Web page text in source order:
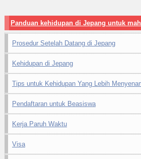
Panduan kehidupan di Jepang untuk
Prosedur Setelah Datang di Jepang
Kehidupan di Jepang
Tips untuk Kehidupan Yang Lebih
Pendaftaran untuk Beasiswa
Kerja Paruh Waktu
Visa